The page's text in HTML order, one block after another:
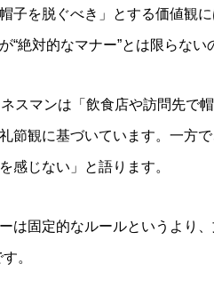
子を脱ぐべき」とする価値観に
“絶対的なマナー”とは限らない
スマンは「飲食店や訪問先で
節観に基づいています。一方
感じない」と語ります。
は固定的なルールというより
。